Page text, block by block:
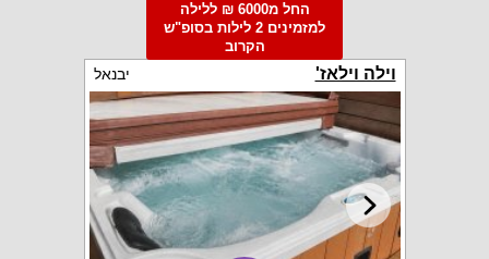
החל מ6000 ₪ ללילה
למזמינים 2 לילות בסופ"ש
הקרוב
וילה וילאז' יבנאל